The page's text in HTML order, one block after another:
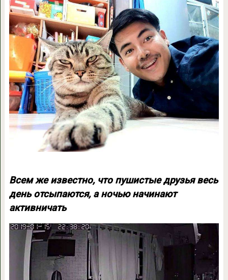
Всем же известно, что пушистые друзья весь
день отсыпаются, а ночью начинают
активничать